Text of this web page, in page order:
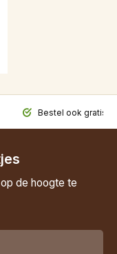
Bestel ook gratis
de hoogte te